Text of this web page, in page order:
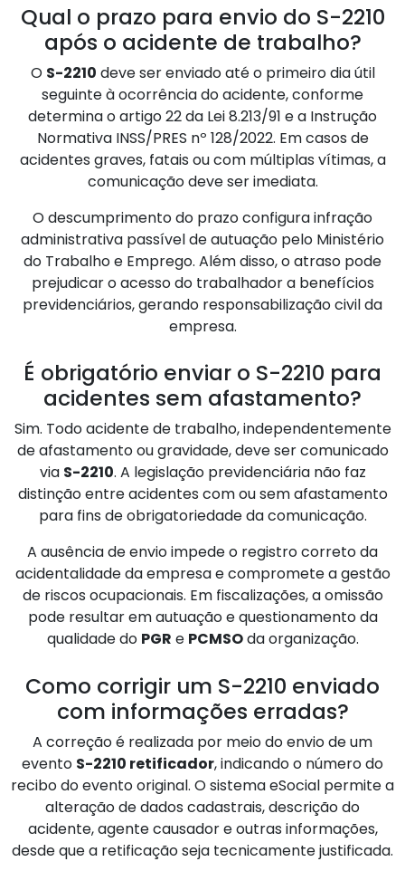
Qual o prazo para envio do S-2210
após o acidente de trabalho?
O S-2210 deve ser enviado até o primeiro dia útil
seguinte à ocorrência do acidente, conforme
determina o artigo 22 da Lei 8.213/91 e a Instrução
Normativa INSS/PRES nº 128/2022. Em casos de
acidentes graves, fatais ou com múltiplas vítimas, a
comunicação deve ser imediata.
O descumprimento do prazo configura infração
administrativa passível de autuação pelo Ministério
do Trabalho e Emprego. Além disso, o atraso pode
prejudicar o acesso do trabalhador a benefícios
previdenciários, gerando responsabilização civil da
empresa.
É obrigatório enviar o S-2210 para
acidentes sem afastamento?
Sim. Todo acidente de trabalho, independentemente
de afastamento ou gravidade, deve ser comunicado
via S-2210. A legislação previdenciária não faz
distinção entre acidentes com ou sem afastamento
para fins de obrigatoriedade da comunicação.
A ausência de envio impede o registro correto da
acidentalidade da empresa e compromete a gestão
de riscos ocupacionais. Em fiscalizações, a omissão
pode resultar em autuação e questionamento da
qualidade do PGR e PCMSOda organização.
Como corrigir um S-2210 enviado
com informações erradas?
A correção é realizada por meio do envio de um
evento S-2210 retificador, indicando o número do
recibo do evento original. O sistema eSocial permite a
alteração de dados cadastrais, descrição do
acidente, agente causador e outras informações,
desde que a retificação seja tecnicamente justificada.